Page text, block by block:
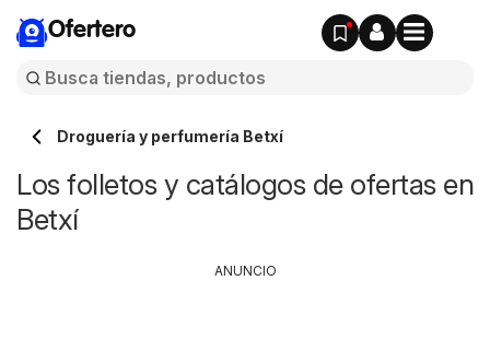
Ofertero
Droguería y perfumería Betxí
Los folletos y catálogos de ofertas en
Betxí
ANUNCIO